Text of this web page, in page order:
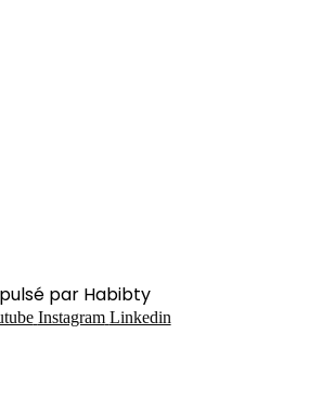
par Habibty
Instagram Linkedin